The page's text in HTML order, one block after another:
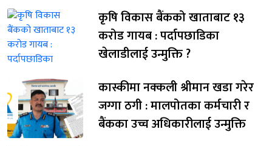
कृषि विकास बैंकको खाताबाट १३
करोड गायब : पर्दापछाडिका
खेलाडीलाई उन्मुक्ति ?
कास्कीमा नक्कली श्रीमान खडा गरेर
जग्गा ठगी : मालपोतका कर्मचारी र
बैंकका उच्च अधिकारीलाई उन्मुक्ति